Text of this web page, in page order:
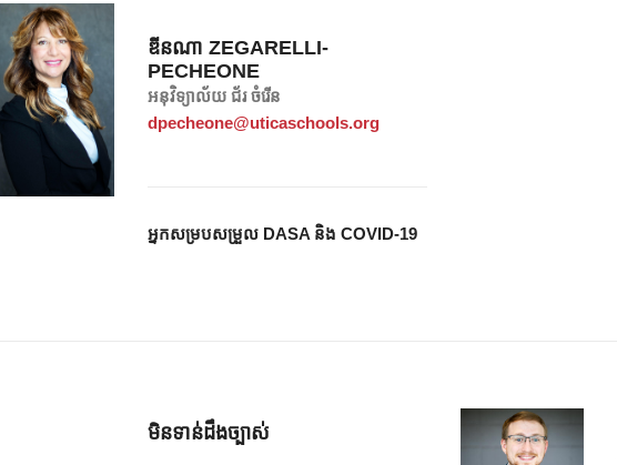
ឌីនណា ZEGARELLI-
PECHEONE
អនុវិទ្យាល័យ ជ័រ ចំរើន
dpecheone@uticaschools.org
អ្នកសម្របសម្រួល DASA និង COVID-19
មិនទាន់ដឹងច្បាស់